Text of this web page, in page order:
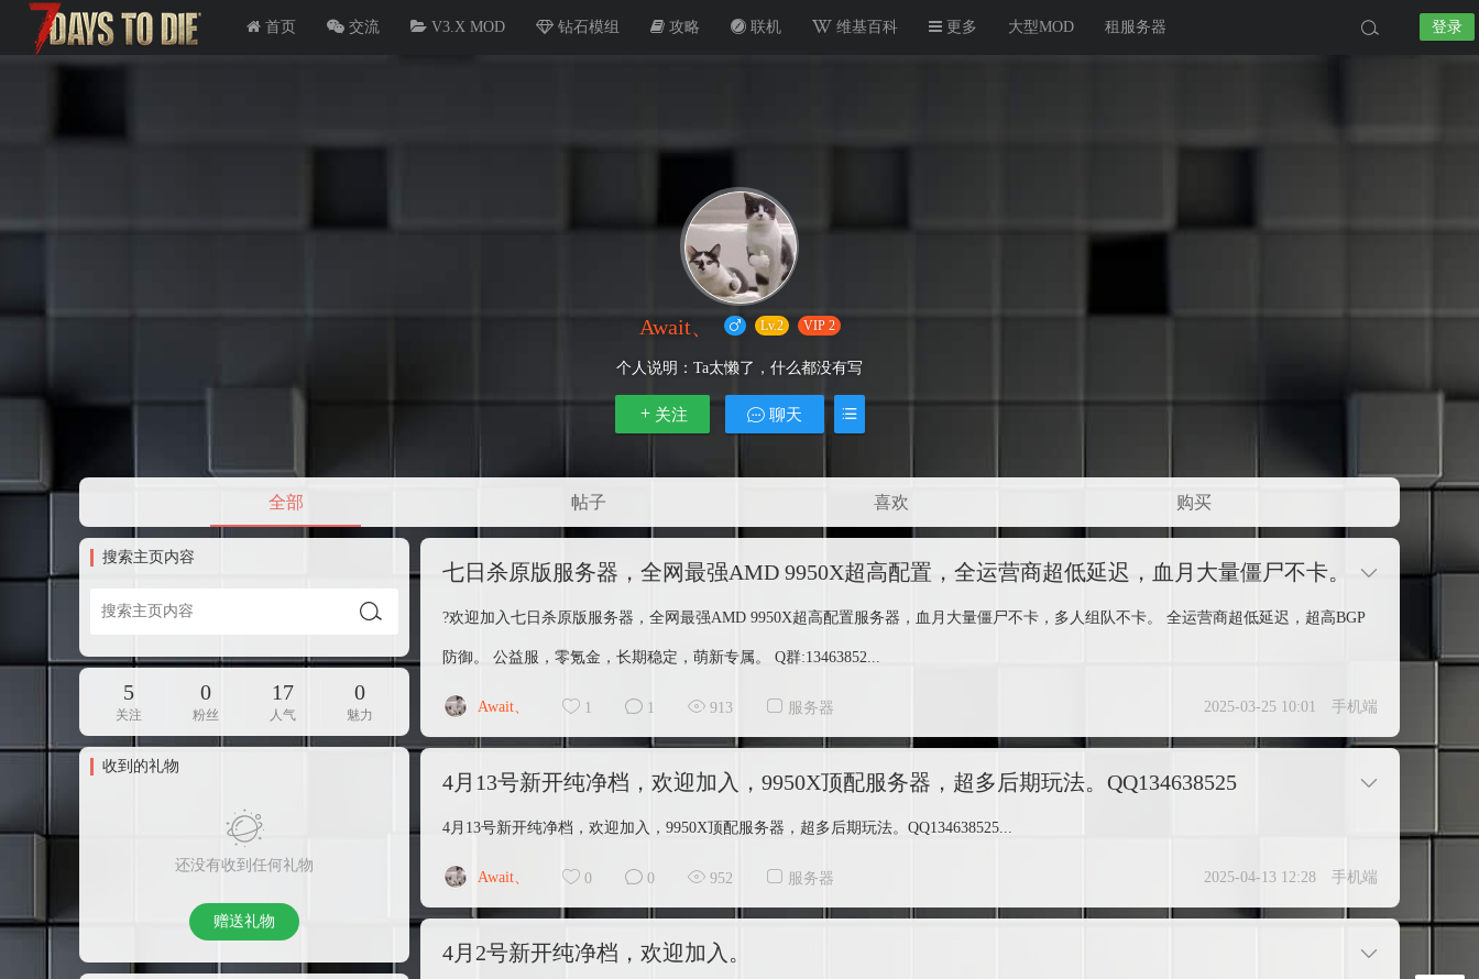
首页 交流 V3.X MOD 钻石模组 攻略 联机 维基百科 更多 大型MOD 租服务器 登录
Await、 Lv.2 VIP 2
个人说明： Ta太懒了，什么都没有写
关注 聊天
全部 帖子 喜欢 购买
搜索主页内容
5
关注
0
粉丝
17
人气
0
魅力
收到的礼物
还没有收到任何礼物
赠送礼物
七日杀原版服务器，全网最强AMD 9950X超高配置，全运营商超低延迟，血月大量僵尸不卡。
?欢迎加入七日杀原版服务器，全网最强AMD 9950X超高配置服务器，血月大量僵尸不卡，多人组队不卡。 全运营商超低延迟，超高BGP
防御。 公益服，零氪金，长期稳定，萌新专属。 Q群:13463852...
Await、 1 1 913 服务器 2025-03-25 10:01 手机端
4月13号新开纯净档，欢迎加入，9950X顶配服务器，超多后期玩法。QQ134638525
4月13号新开纯净档，欢迎加入，9950X顶配服务器，超多后期玩法。QQ134638525...
Await、 0 0 952 服务器 2025-04-13 12:28 手机端
4月2号新开纯净档，欢迎加入。